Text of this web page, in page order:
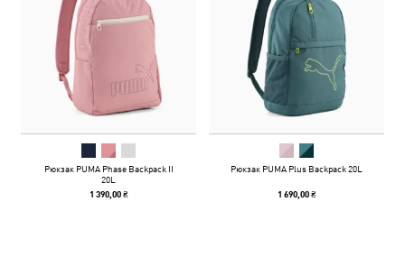
Рюкзак PUMA Phase Backpack II
20L
1 390,00 ₴
Рюкзак PUMA Plus Backpack 20L
1 690,00 ₴